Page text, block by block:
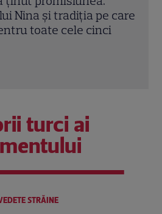
Nina și tradiția pe care
toate cele cinci
turci ai
STRĂINE